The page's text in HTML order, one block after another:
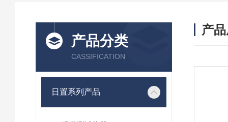
产品分类
CASSIFICATION
日置系列产品
产